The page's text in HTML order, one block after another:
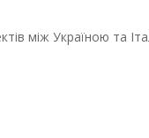
між Україною та